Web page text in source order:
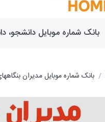
بانک شماره موبایل دانشجو،
بانک شماره موبایل مدیران